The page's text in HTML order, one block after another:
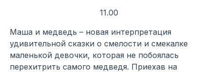
11.00
Маша и медведь – новая интерпретация
удивительной сказки о смелости и смекалке
маленькой девочки, которая не побоялась
перехитрить самого медведя. Приехав на